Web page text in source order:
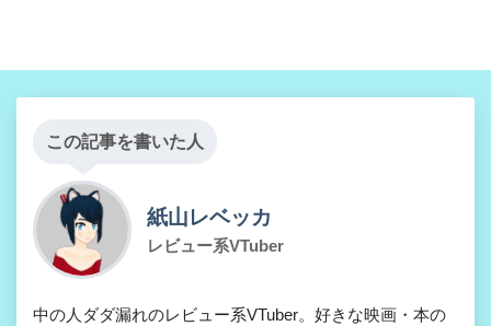
この記事を書いた人
紙山レベッカ
レビュー系VTuber
中の人ダダ漏れのレビュー系VTuber。好きな映画・本の